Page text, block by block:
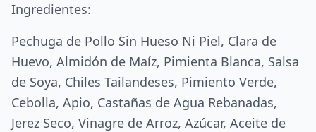
Ingredientes:
Pechuga de Pollo Sin Hueso Ni Piel, Clara de
Huevo, Almidón de Maíz, Pimienta Blanca, Salsa
de Soya, Chiles Tailandeses, Pimiento Verde,
Cebolla, Apio, Castañas de Agua Rebanadas,
Jerez Seco, Vinagre de Arroz, Azúcar, Aceite de